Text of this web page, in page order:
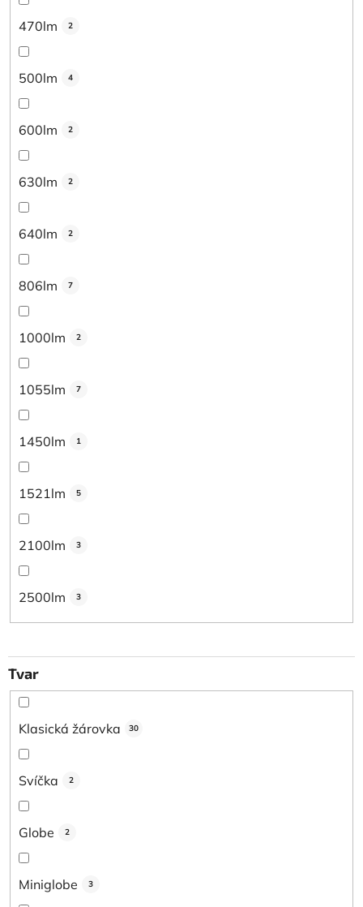
470lm 2
500lm 4
600lm 2
630lm 2
640lm 2
806lm 7
1000lm 2
1055lm 7
1450lm 1
1521lm 5
2100lm 3
2500lm 3
Tvar
Klasická žárovka 30
Svíčka 2
Globe 2
Miniglobe 3